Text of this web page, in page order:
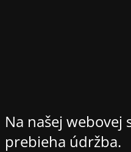
Na našej webovej
prebieha údržba.